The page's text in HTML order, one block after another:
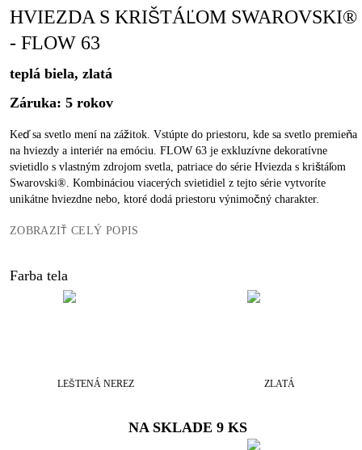
HVIEZDA S KRIŠTÁĽOM SWAROVSKI®
- FLOW 63
teplá biela, zlatá
Záruka: 5 rokov
Keď sa svetlo mení na zážitok. Vstúpte do priestoru, kde sa svetlo premieňa
na hviezdy a interiér na emóciu. FLOW 63 je exkluzívne dekoratívne
svietidlo s vlastným zdrojom svetla, patriace do série Hviezda s krištáľom
Swarovski®. Kombináciou viacerých svietidiel z tejto série vytvoríte
unikátne hviezdne nebo, ktoré dodá priestoru výnimočný charakter.
ZOBRAZIŤ CELÝ POPIS
Farba tela
LEŠTENÁ NEREZ ZLATÁ
NA SKLADE 9 KS